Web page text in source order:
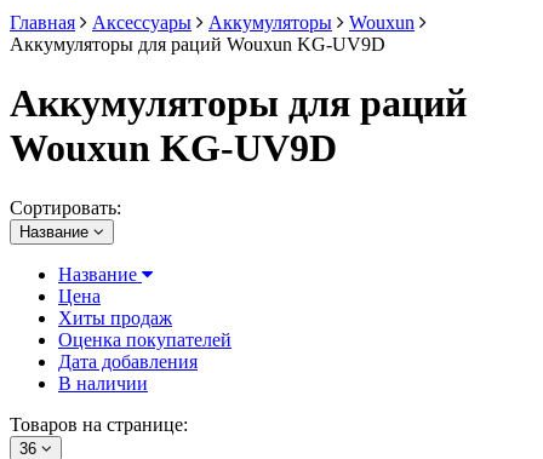
Главная
Аксессуары Аккумуляторы
Wouxun
Аккумуляторы для раций Wouxun KG-UV9D
Аккумуляторы для раций
Wouxun KG-UV9D
Сортировать:
Название
Название
Цена
Хиты продаж
Оценка покупателей
Дата добавления
В наличии
Товаров на странице:
36